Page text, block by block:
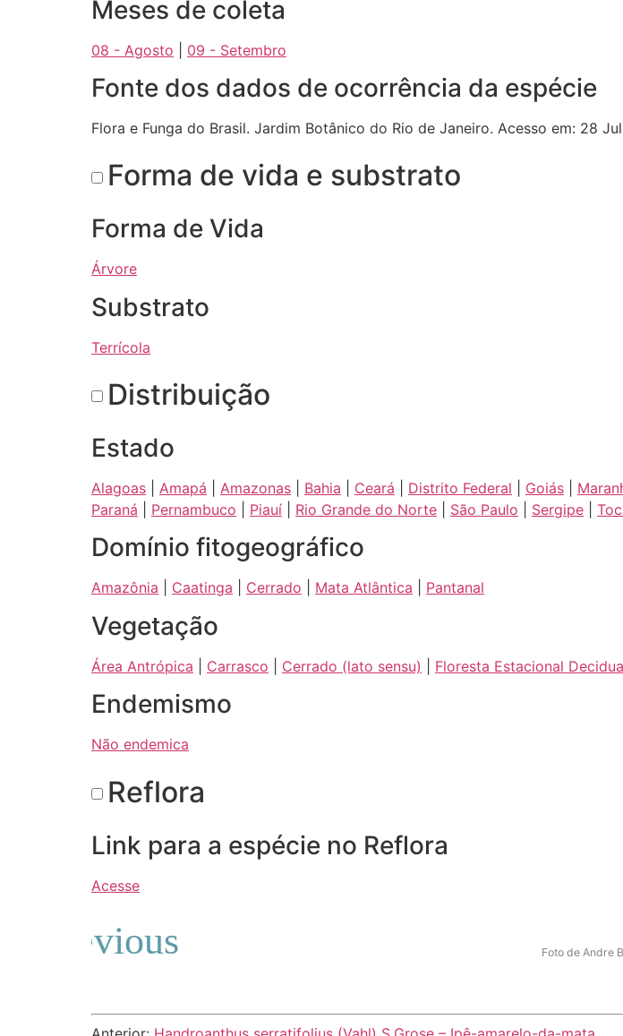
Meses de coleta
08 - Agosto 09 - Setembro
Fonte dos dados de ocorrência da espécie
Flora e Funga do Brasil. Jardim Botânico do Rio de Janeiro. Acesso em: 28
Forma de vida e substrato
Forma de Vida
Árvore
Substrato
Terrícola
Distribuição
Estado
Alagoas Amapá Amazonas Bahia Ceará Distrito Federal Goiás
Paraná
Pernambuco Piauí Rio Grande do Norte São Paulo Sergipe
Domínio fitogeográfico
Amazônia Caatinga Cerrado Mata Atlântica Pantanal
Vegetação
Área Antrópica Carrasco Cerrado (lato sensu) Floresta Estacional
Endemismo
Não endemica
Reflora
Link para a espécie no Reflora
Acesse
Foto de Andre